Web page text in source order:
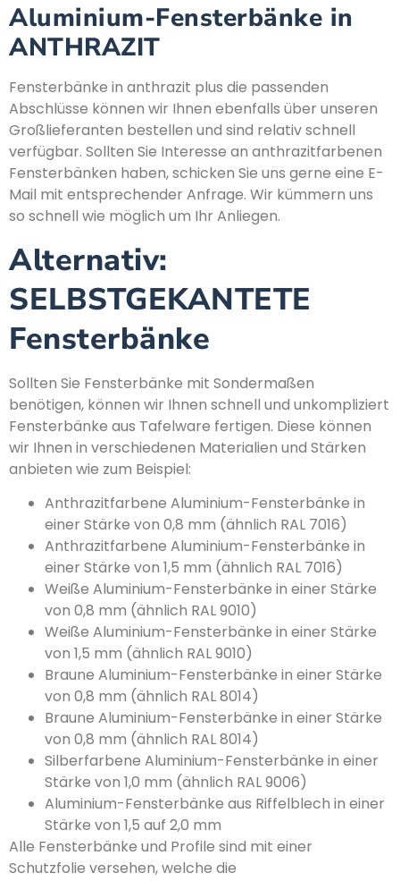
Aluminium-Fensterbänke in
ANTHRAZIT
Fensterbänke in anthrazit plus die passenden
Abschlüsse können wir Ihnen ebenfalls über unseren
Großlieferanten bestellen und sind relativ schnell
verfügbar. Sollten Sie Interesse an anthrazitfarbenen
Fensterbänken haben, schicken Sie uns gerne eine E-
Mail mit entsprechender Anfrage. Wir kümmern uns
so schnell wie möglich um Ihr Anliegen.
Alternativ:
SELBSTGEKANTETE
Fensterbänke
Sollten Sie Fensterbänke mit Sondermaßen
benötigen, können wir Ihnen schnell und unkompliziert
Fensterbänke aus Tafelware fertigen. Diese können
wir Ihnen in verschiedenen Materialien und Stärken
anbieten wie zum Beispiel:
Anthrazitfarbene Aluminium-Fensterbänke in
einer Stärke von 0,8 mm (ähnlich RAL 7016)
Anthrazitfarbene Aluminium-Fensterbänke in
einer Stärke von 1,5 mm (ähnlich RAL 7016)
Weiße Aluminium-Fensterbänke in einer Stärke
von 0,8 mm (ähnlich RAL 9010)
Weiße Aluminium-Fensterbänke in einer Stärke
von 1,5 mm (ähnlich RAL 9010)
Braune Aluminium-Fensterbänke in einer Stärke
von 0,8 mm (ähnlich RAL 8014)
Braune Aluminium-Fensterbänke in einer Stärke
von 0,8 mm (ähnlich RAL 8014)
Silberfarbene Aluminium-Fensterbänke in einer
Stärke von 1,0 mm (ähnlich RAL 9006)
Aluminium-Fensterbänke aus Riffelblech in einer
Stärke von 1,5 auf 2,0 mm
Alle Fensterbänke und Profile sind mit einer
Schutzfolie versehen, welche die